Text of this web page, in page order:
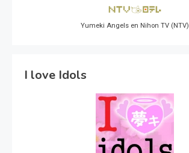
Yumeki Angels en Nihon TV (NTV)
I love Idols